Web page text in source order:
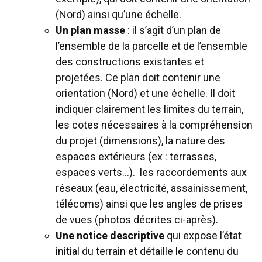
(Nord) ainsi qu’une échelle.
Un plan masse : il s’agit d’un plan de
l’ensemble de la parcelle et de l’ensemble
des constructions existantes et
projetées. Ce plan doit contenir une
orientation (Nord) et une échelle. Il doit
indiquer clairement les limites du terrain,
les cotes nécessaires à la compréhension
du projet (dimensions), la nature des
espaces extérieurs (ex : terrasses,
espaces verts…). les raccordements aux
réseaux (eau, électricité, assainissement,
télécoms) ainsi que les angles de prises
de vues (photos décrites ci-après).
Une notice descriptive qui expose l’état
initial du terrain et détaille le contenu du